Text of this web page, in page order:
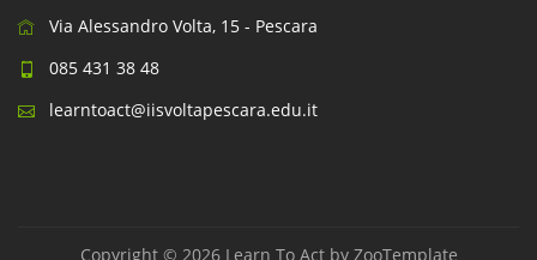
Via Alessandro Volta, 15 - Pescara
085 431 38 48
learntoact@iisvoltapescara.edu.it
Copyright © 2026 Learn To Act by ZooTemplate